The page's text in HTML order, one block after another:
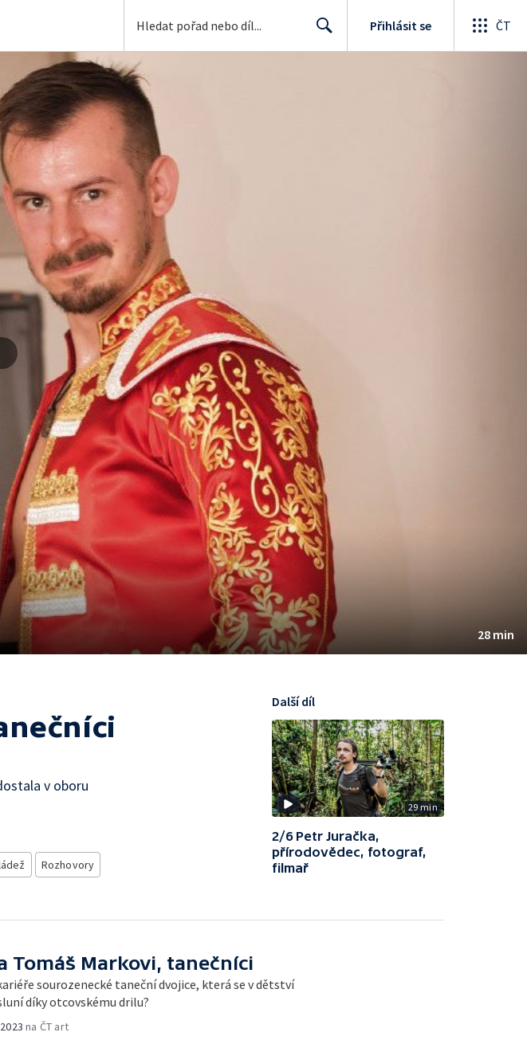
Přihlásit se ČT
28 min
v oboru
Rozhovory
29 min
Další díl
2/6 Petr Juračka,
přírodovědec, fotograf,
filmař
Tomáš Markovi, tanečníci
sourozenecké taneční dvojice, která se v dětství
díky otcovskému drilu?
na ČT art